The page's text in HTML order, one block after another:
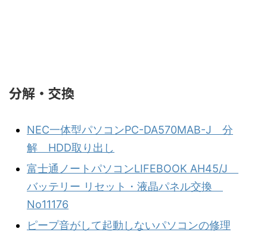
分解・交換
NEC一体型パソコンPC-DA570MAB-J 分
解 HDD取り出し
富士通ノートパソコンLIFEBOOK AH45/J
バッテリー リセット・液晶パネル交換
No11176
ピープ音がして起動しないパソコンの修理